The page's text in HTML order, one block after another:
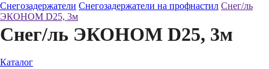
Снегозадержатели Снегозадержатели на профнастил Снег/ль
ЭКОНОМ D25, 3м
Снег/ль ЭКОНОМ D25, 3м
Каталог